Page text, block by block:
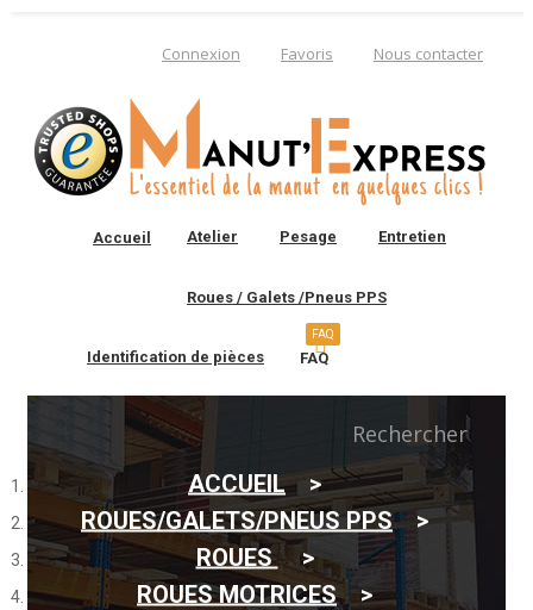
Connexion Favoris Nous contacter
Accueil Atelier Pesage Entretien
Roues / Galets /Pneus PPS
Identification de pièces FAQ
FAQ
Rechercher
Vous connaissez la
référence constructeur
de votre pièce ?
ACCUEIL
ROUES/GALETS/PNEUS PPS
ROUES
ROUES MOTRICES